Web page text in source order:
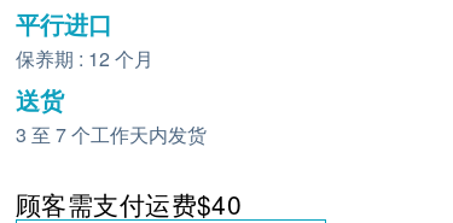
平行进口
保养期 : 12 个月
送货
3 至 7 个工作天内发货
顾客需支付运费$40